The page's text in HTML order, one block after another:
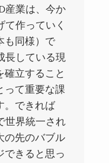
産業は、今か
て作っていく
も同様）で
長している現
確立すること
って重要な課
。できれば
世界統一され
の先のバブル
できると思っ